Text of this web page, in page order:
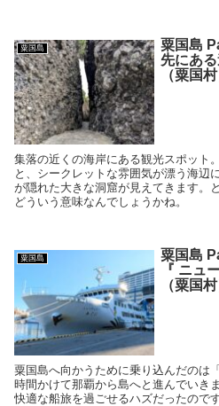
粟国島
粟国島
先にあ
（粟国村
集落の近くの海岸にある観光スポット
と、シークレットな雰囲気が漂う海辺
が隠れた大きな洞窟が見えてきます。
どういう意味なんでしょうかね。
粟国島
粟国島
『 ニュ
（粟国村
粟国島へ向かうために乗り込んだのは
時間かけて那覇から島へと進んでいき
快適な船旅を過ごせるハズだったので